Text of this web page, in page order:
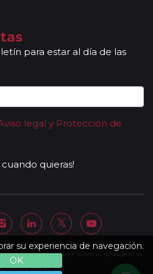
su experiencia de navegación.
OK
nuestros guías
dar las explicaciones en dos
circuito, le atenderá en su
o bien cambiará de
función de la etapa. Los guías
estarán presentes en los
totalidad del grupo y no a una
En los momentos en que no
en el programa, nuestros
realizando funciones bien
de su viaje y una vez le
se le facilitará una
el detalle de su
su viaje, listado de hoteles
para estar al día de las
legal y Protección de
cuando quieras!
reservados | Título-licencia de Agencia
C.I.AN 18841-3.